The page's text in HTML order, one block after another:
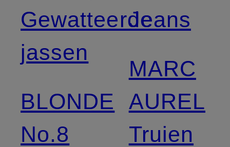
Gewatteerde
jassen
BLONDE
No.8
Jeans
MARC
AUREL
Truien